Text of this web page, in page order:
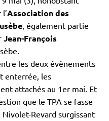
Association des
, également partie
Jean-François
les deux évènements
enterrée, les
attachés au 1er mai. Et
que le TPA se fasse
Revard surgissant